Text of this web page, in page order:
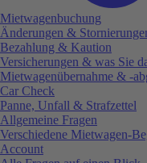
Mietwagenbuchung
Änderungen &
Bezahlung & Kaution
Versicherungen & was Sie
Mietwagenübernahme & -
Car Check
Panne, Unfall & Strafzettel
Allgemeine Fragen
Verschiedene Mietwagen-
Account